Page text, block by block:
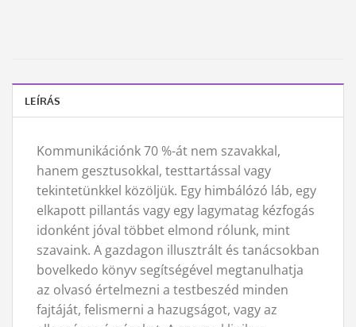
LEÍRÁS
Kommunikációnk 70 %-át nem szavakkal,
hanem gesztusokkal, testtartással vagy
tekintetünkkel közöljük. Egy himbálózó láb, egy
elkapott pillantás vagy egy lagymatag kézfogás
idonként jóval többet elmond rólunk, mint
szavaink. A gazdagon illusztrált és tanácsokban
bovelkedo könyv segítségével megtanulhatja
az olvasó értelmezni a testbeszéd minden
fajtáját, felismerni a hazugságot, vagy az